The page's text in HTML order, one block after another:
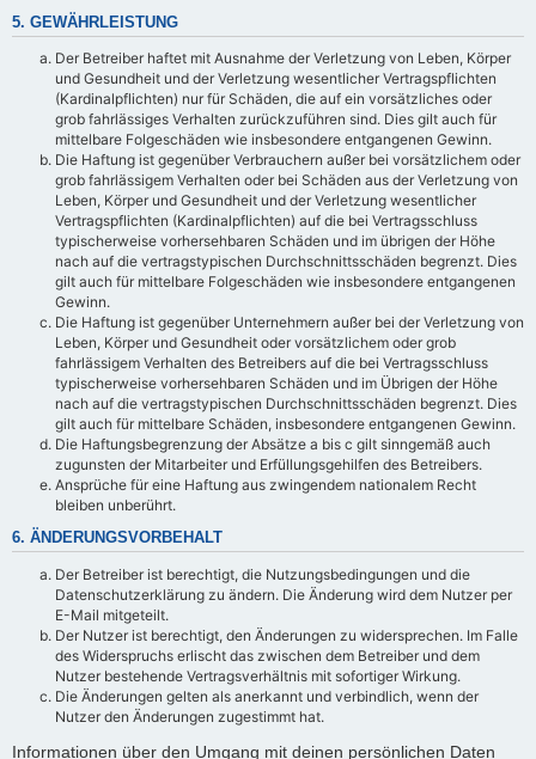
5. GEWÄHRLEISTUNG
Der Betreiber haftet mit Ausnahme der Verletzung von Leben, Körper
und Gesundheit und der Verletzung wesentlicher Vertragspflichten
(Kardinalpflichten) nur für Schäden, die auf ein vorsätzliches oder
grob fahrlässiges Verhalten zurückzuführen sind. Dies gilt auch für
mittelbare Folgeschäden wie insbesondere entgangenen Gewinn.
Die Haftung ist gegenüber Verbrauchern außer bei vorsätzlichem oder
grob fahrlässigem Verhalten oder bei Schäden aus der Verletzung von
Leben, Körper und Gesundheit und der Verletzung wesentlicher
Vertragspflichten (Kardinalpflichten) auf die bei Vertragsschluss
typischerweise vorhersehbaren Schäden und im übrigen der Höhe
nach auf die vertragstypischen Durchschnittsschäden begrenzt. Dies
gilt auch für mittelbare Folgeschäden wie insbesondere entgangenen
Gewinn.
Die Haftung ist gegenüber Unternehmern außer bei der Verletzung von
Leben, Körper und Gesundheit oder vorsätzlichem oder grob
fahrlässigem Verhalten des Betreibers auf die bei Vertragsschluss
typischerweise vorhersehbaren Schäden und im Übrigen der Höhe
nach auf die vertragstypischen Durchschnittsschäden begrenzt. Dies
gilt auch für mittelbare Schäden, insbesondere entgangenen Gewinn.
Die Haftungsbegrenzung der Absätze a bis c gilt sinngemäß auch
zugunsten der Mitarbeiter und Erfüllungsgehilfen des Betreibers.
Ansprüche für eine Haftung aus zwingendem nationalem Recht
bleiben unberührt.
6. ÄNDERUNGSVORBEHALT
Der Betreiber ist berechtigt, die Nutzungsbedingungen und die
Datenschutzerklärung zu ändern. Die Änderung wird dem Nutzer per
E-Mail mitgeteilt.
Der Nutzer ist berechtigt, den Änderungen zu widersprechen. Im Falle
des Widerspruchs erlischt das zwischen dem Betreiber und dem
Nutzer bestehende Vertragsverhältnis mit sofortiger Wirkung.
Die Änderungen gelten als anerkannt und verbindlich, wenn der
Nutzer den Änderungen zugestimmt hat.
Informationen über den Umgang mit deinen persönlichen Daten